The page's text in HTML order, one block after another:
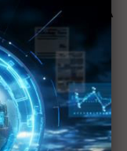
本支出，隨18A
提升，上調
導入與先進製
場重新評價英